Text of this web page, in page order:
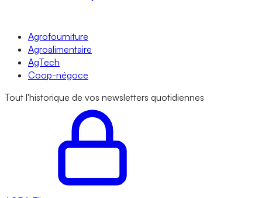
Agrofourniture
Agroalimentaire
AgTech
Coop-négoce
Tout l'historique de vos newsletters quotidiennes